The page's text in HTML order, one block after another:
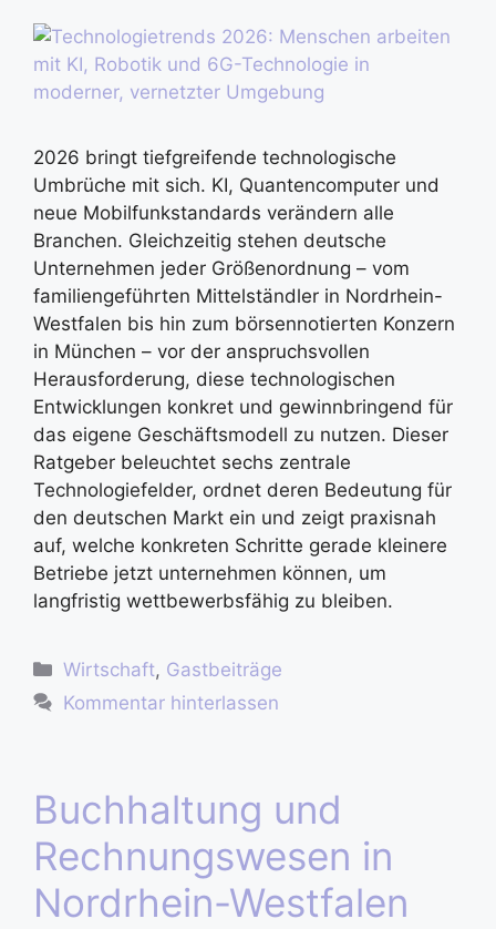
2026 bringt tiefgreifende technologische
Umbrüche mit sich. KI, Quantencomputer und
neue Mobilfunkstandards verändern alle
Branchen. Gleichzeitig stehen deutsche
Unternehmen jeder Größenordnung – vom
familiengeführten Mittelständler in Nordrhein-
Westfalen bis hin zum börsennotierten Konzern
in München – vor der anspruchsvollen
Herausforderung, diese technologischen
Entwicklungen konkret und gewinnbringend für
das eigene Geschäftsmodell zu nutzen. Dieser
Ratgeber beleuchtet sechs zentrale
Technologiefelder, ordnet deren Bedeutung für
den deutschen Markt ein und zeigt praxisnah
auf, welche konkreten Schritte gerade kleinere
Betriebe jetzt unternehmen können, um
langfristig wettbewerbsfähig zu bleiben.
Wirtschaft, Gastbeiträge
Kommentar hinterlassen
Buchhaltung und
Rechnungswesen in
Nordrhein-Westfalen